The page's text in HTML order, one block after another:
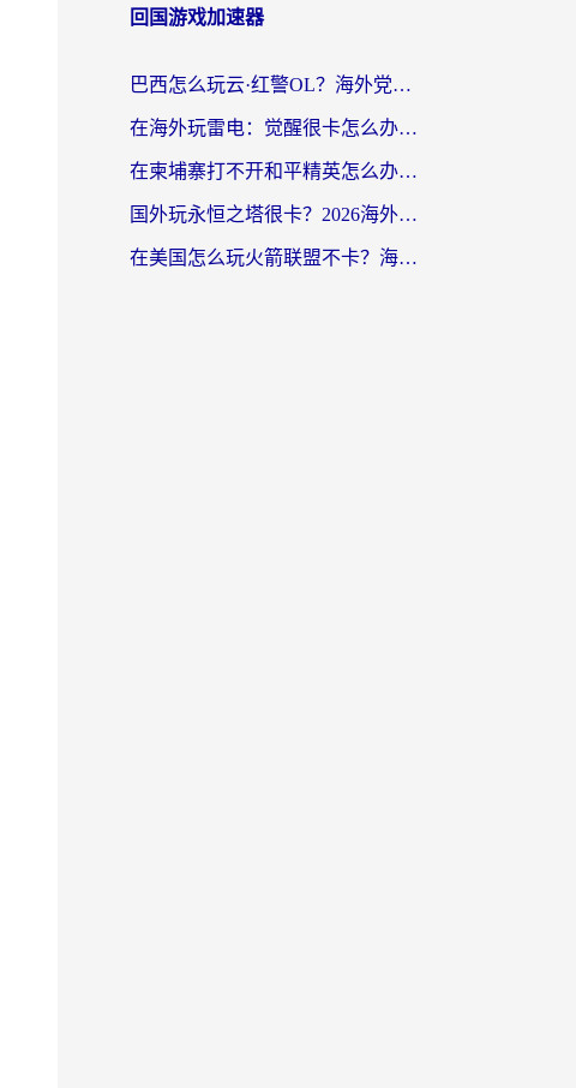
回国游戏加速器
巴西怎么玩云·红警OL？海外党国服游戏加速终极攻略（附非洲逆水寒&天下山海低延迟技巧）
在海外玩雷电：觉醒很卡怎么办？2026终极指南帮你告别延迟与卡顿
在柬埔寨打不开和平精英怎么办？海外党必看的国服游戏加速终极指南
国外玩永恒之塔很卡？2026海外党国服游戏加速器终极指南（附街头篮球坦克世界实测）
在美国怎么玩火箭联盟不卡？海外玩家国服游戏加速终极指南（附明日方舟美版王者荣耀优化技巧）